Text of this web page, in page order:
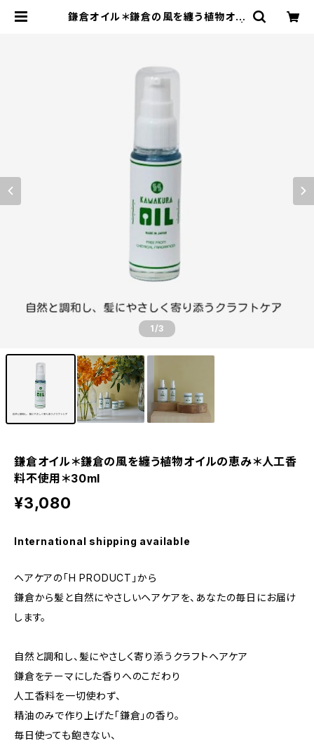
鎌倉オイル＊鎌倉の風を纏う植物オイ
1/3
鎌倉オイル＊鎌倉の風を纏う植物オイルの恵み＊人工香
料不使用＊30ml
¥3,080
International shipping available
ヘアケアの「H PRODUCT」から
鎌倉から髪と自然にやさしいヘアケアを、あなたの毎日にお届け
します。
自然と調和し、髪にやさしく寄り添うクラフトヘアケア
鎌倉をテーマにした香りへのこだわり
人工香料を一切使わず、
精油のみで作り上げた「鎌倉」の香り。
毎日使っても飽きない、